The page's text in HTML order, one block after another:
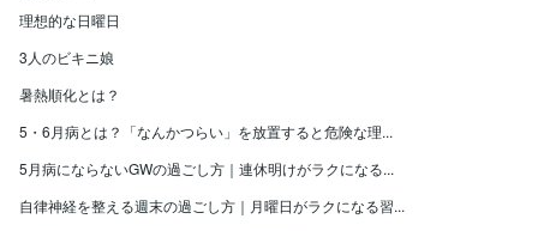
理想的な日曜日
3人のビキニ娘
暑熱順化とは？
5・6月病とは？「なんかつらい」を放置すると危険な理...
5月病にならないGWの過ごし方｜連休明けがラクになる...
自律神経を整える週末の過ごし方｜月曜日がラクになる習...